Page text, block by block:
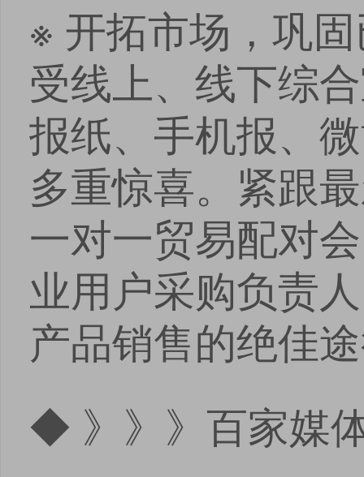
※ 开拓市场，巩
受线上、线下综
报纸、手机报、
多重惊喜。紧跟
一对一贸易配对
业用户采购负责
产品销售的绝佳
◆ 》》》百家媒